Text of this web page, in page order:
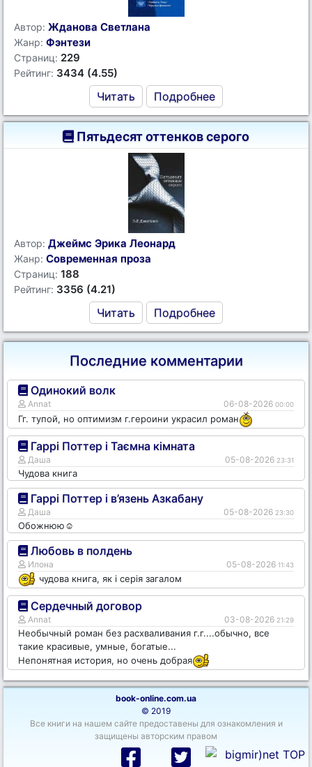
Автор: Жданова Светлана
Жанр: Фэнтези
Страниц: 229
Рейтинг: 3434 (4.55)
Читать Подробнее
Пятьдесят оттенков серого
Автор: Джеймс Эрика Леонард
Жанр: Современная проза
Страниц: 188
Рейтинг: 3356 (4.21)
Читать Подробнее
Последние комментарии
Одинокий волк
Annat 06-08-2026 00:00
Гг. тупой, но оптимизм г.героини украсил роман
Гаррі Поттер і Таємна кімната
Даша 05-08-2026 23:31
Чудова книга
Гаррі Поттер і в’язень Азкабану
Даша 05-08-2026 23:30
Обожнюю☺️
Любовь в полдень
Илона 05-08-2026 11:43
чудова книга, як і серія загалом
Сердечный договор
Annat 03-08-2026 21:29
Необычный роман без расхваливания г.г....обычно, все
такие красивые, умные, богатые...
Непонятная история, но очень добрая
book-online.com.ua
© 2019
Все книги на нашем сайте предоставены для ознакомления и
защищены авторским правом